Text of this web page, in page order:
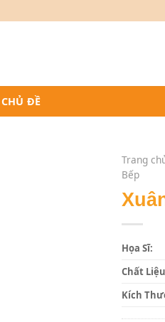
CHỦ ĐỀ
Trang
Bếp
Họa Sĩ:
Chất
Kích